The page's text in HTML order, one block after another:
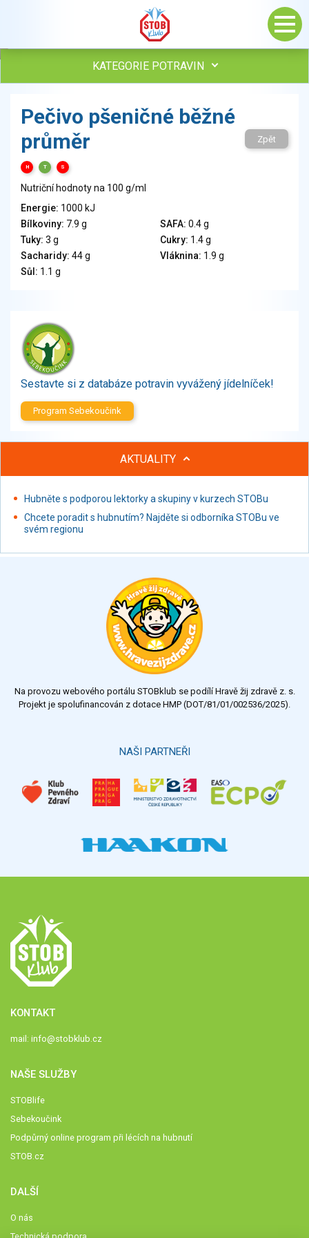
KATEGORIE POTRAVIN
Vejce
Mléko
Mléčné výrobky
Sýry
Veganské a vegetariánské výrobky
Tuky
Obiloviny, mouka, cereální výrobky
Chléb, pečivo, křehké chleby, pufované výrobky
Přílohy
Brambory, luštěniny, houby
Sladkosti, slané výrobky
Zmrzliny
Ochucovadla, přísady, sladidla
Sušené směsi
Polotovary, hotové pokrmy
Proteinové výrobky, doplňky stravy
Nápoje alkoholické
Restaurace, jídelny, hotová jídla
Fastfood
Studená kuchyně, lahůdkářské výrobky
Pečivo pšeničné běžné
průměr
H T S
Zpět
Nutriční hodnoty na 100 g/ml
Energie: 1000 kJ
Bílkoviny: 7.9 g SAFA: 0.4 g
Tuky: 3 g Cukry: 1.4 g
Sacharidy: 44 g Vláknina: 1.9 g
Sůl: 1.1 g
Sestavte si z databáze potravin vyvážený jídelníček!
Program Sebekoučink
AKTUALITY
Hubněte s podporou lektorky a skupiny v kurzech STOBu
Chcete poradit s hubnutím? Najděte si odborníka STOBu ve
svém regionu
Na provozu webového portálu STOBklub se podílí Hravě žij zdravě z. s.
Projekt je spolufinancován z dotace HMP (DOT/81/01/002536/2025).
NAŠI PARTNEŘI
KONTAKT
mail: info@stobklub.cz
NAŠE SLUŽBY
STOBlife
Sebekoučink
Podpůrný online program při lécích na hubnutí
STOB.cz
DALŠÍ
O nás